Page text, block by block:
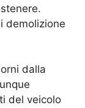
demolizione
dalla
del veicolo